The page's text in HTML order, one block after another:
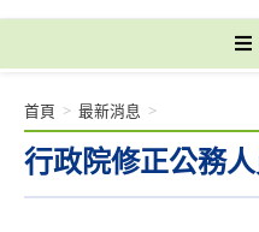
行政院修正公務
首頁 > 最新消息 >